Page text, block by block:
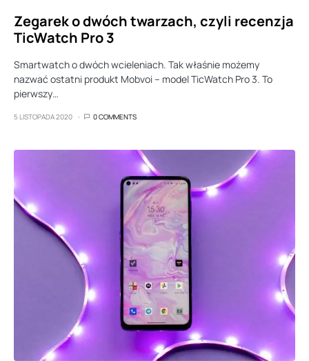
Zegarek o dwóch twarzach, czyli recenzja
TicWatch Pro 3
Smartwatch o dwóch wcieleniach. Tak właśnie możemy
nazwać ostatni produkt Mobvoi – model TicWatch Pro 3. To
pierwszy…
5 LISTOPADA 2020 0 COMMENTS